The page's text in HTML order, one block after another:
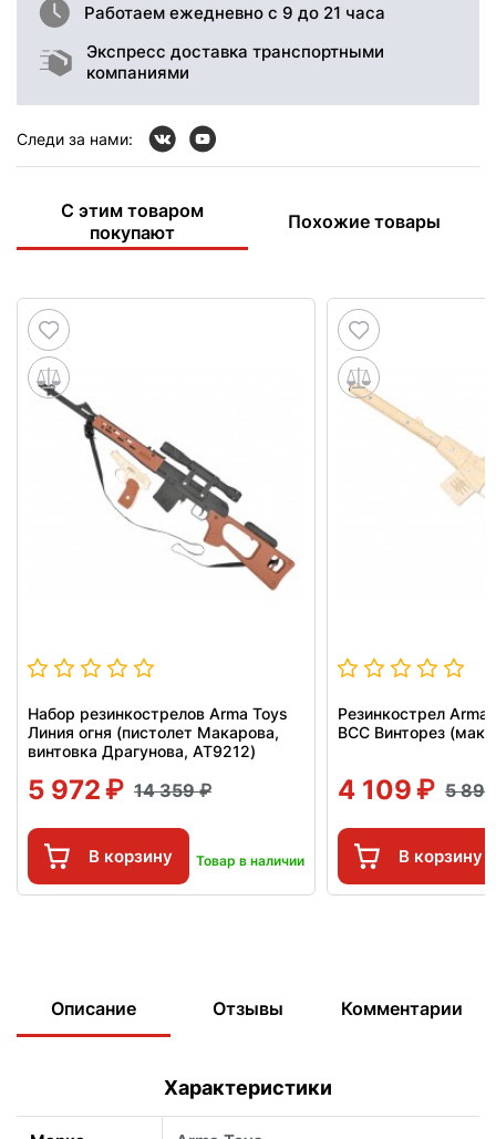
Работаем ежедневно с 9 до 21 часа
Экспресс доставка транспортными
компаниями
Следи за нами:
С этим товаром
покупают
Похожие товары
Набор резинкострелов Arma Toys
Линия огня (пистолет Макарова,
винтовка Драгунова, AT9212)
5 972 14 359
В корзину Товар в наличии
Резинкострел Arma
ВСС Винторез
4 109 5
В корзину
Описание Отзывы Комментарии
Характеристики